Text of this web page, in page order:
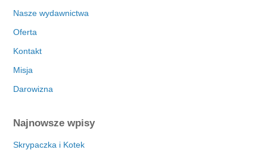
Nasze wydawnictwa
Oferta
Kontakt
Misja
Darowizna
Najnowsze wpisy
Skrypaczka i Kotek